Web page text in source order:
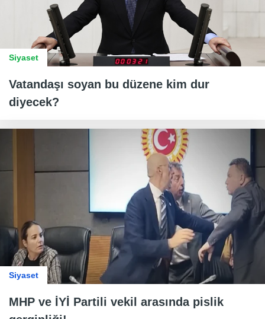
Siyaset
Vatandaşı soyan bu düzene kim dur
diyecek?
Siyaset
MHP ve İYİ Partili vekil arasında pislik